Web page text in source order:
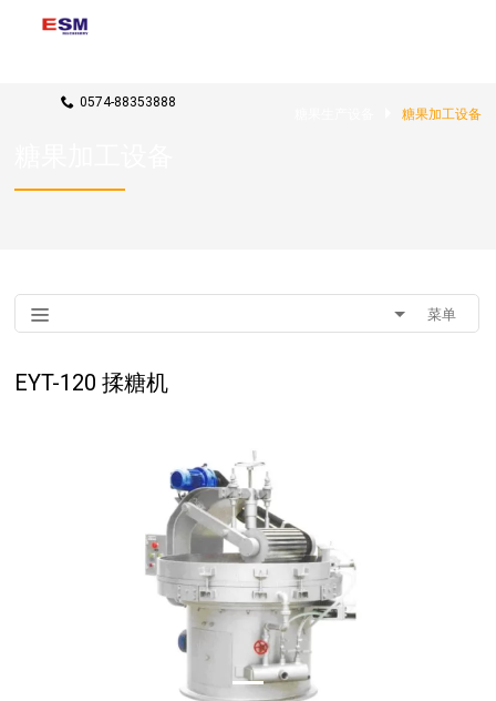
联系我们
0574-88353888
糖果加工设备
菜单
EYT-120 揉糖机